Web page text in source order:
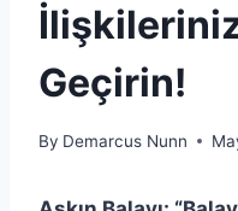
Geçirin!
By Demarcus Nunn